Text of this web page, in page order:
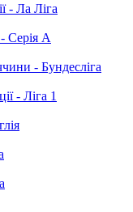
- Ла Ліга
- Серія А
- Бундесліга
- Ліга 1